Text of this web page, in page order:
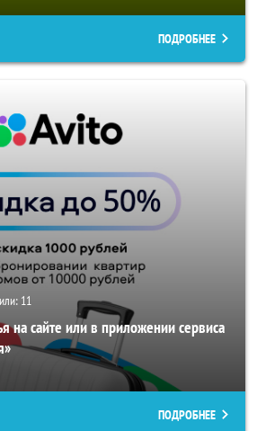
ПОДРОБНЕЕ
11
на сайте или в приложении сервиса
ПОДРОБНЕЕ